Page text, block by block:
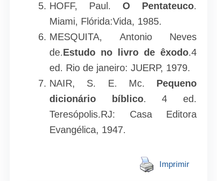
HOFF, Paul. O Pentateuco.
Miami, Flórida:Vida, 1985.
MESQUITA, Antonio Neves
de.Estudo no livro de êxodo.4
ed. Rio de janeiro: JUERP, 1979.
NAIR, S. E. Mc. Pequeno
dicionário bíblico. 4 ed.
Teresópolis.RJ: Casa Editora
Evangélica, 1947.
Imprimir